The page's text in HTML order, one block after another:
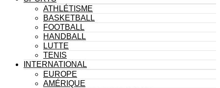
ATHLÉTISME
BASKETBALL
FOOTBALL
HANDBALL
LUTTE
TENIS
INTERNATIONAL
EUROPE
AMÉRIQUE